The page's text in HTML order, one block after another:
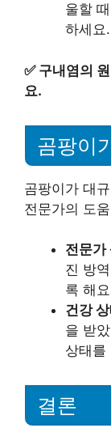
울할
하세요.
✅ 구내염의
요.
곰팡이
곰팡이가 대
전문가의 도
전문가
진 방
록 해
건강
을 받
상태를
결론